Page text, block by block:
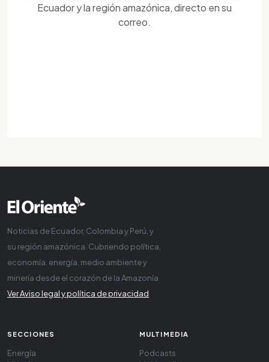
Ecuador y la región amazónica, directo en su
correo.
Noticias de Ecuador, Colombia y Perú, y
su región amazónica. Cubriendo política,
economía, energía, medio ambiente y
minería desde el corazón de la Amazonía
Ver Aviso legal y política de privacidad
SECCIONES
Energía
MULTIMEDIA
Podcasts